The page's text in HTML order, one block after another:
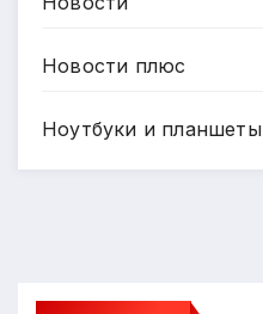
Новости плюс
Ноутбуки и планшеты